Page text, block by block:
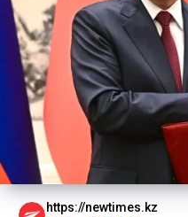
https://newtimes.kz